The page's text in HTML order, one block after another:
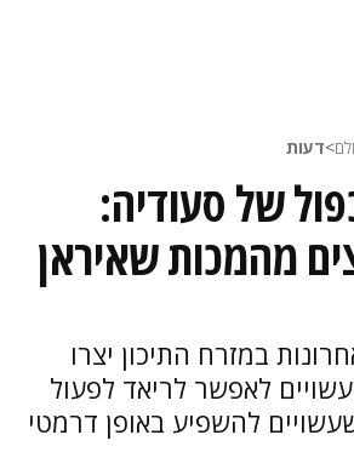
>דעות
של סעודיה:
מהמכות שאיראן
במזרח התיכון יצרו
לאפשר לריאד לפעול
להשפיע באופן דרמטי